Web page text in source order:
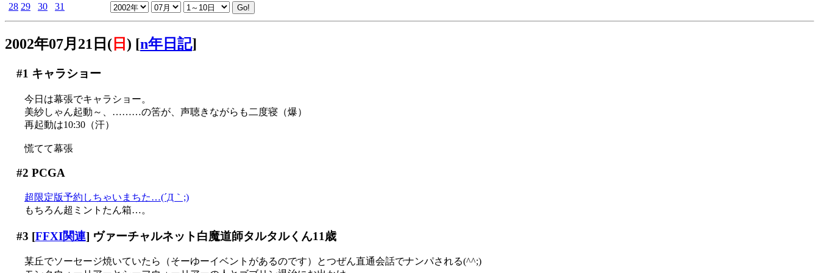
28 29 30 31
2002年07月21日( 日 ) [n年日記]
#1 キャラショー
今日は幕張でキャラショー。
美紗しゃん起動～、………の筈が、声聴きながらも二度寝（爆）
再起動は10:30（汗）
慌てて幕張
#2 PCGA
超限定版予約しちゃいまちた…(´Д｀;)
もちろん超ミントたん箱…。
#3 [FFXI関連] ヴァーチャルネット白魔道師タルタルくん11歳
某丘でソーセージ焼いていたら（そーゆーイベントがあるのです）とつぜん直通会話でナンパされる(^^;)